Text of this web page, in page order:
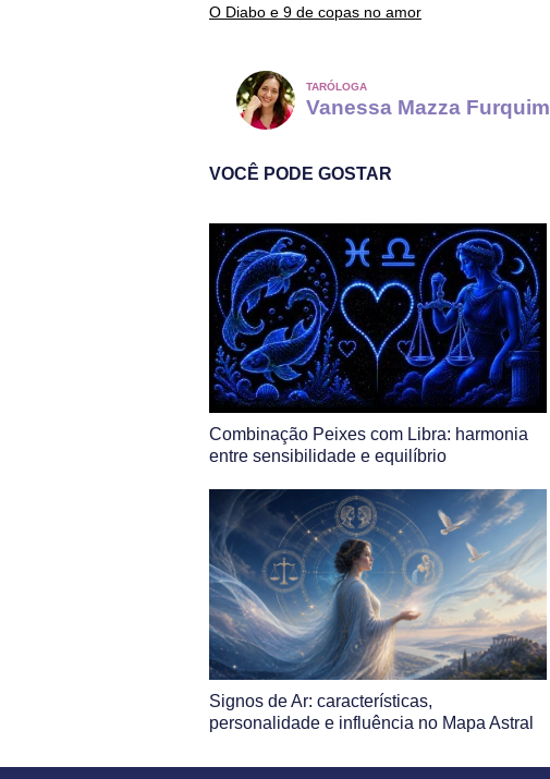
O Diabo e 9 de copas no amor
TARÓLOGA
Vanessa Mazza Furquim
VOCÊ PODE GOSTAR
Combinação Peixes com Libra: harmonia
entre sensibilidade e equilíbrio
Signos de Ar: características,
personalidade e influência no Mapa Astral